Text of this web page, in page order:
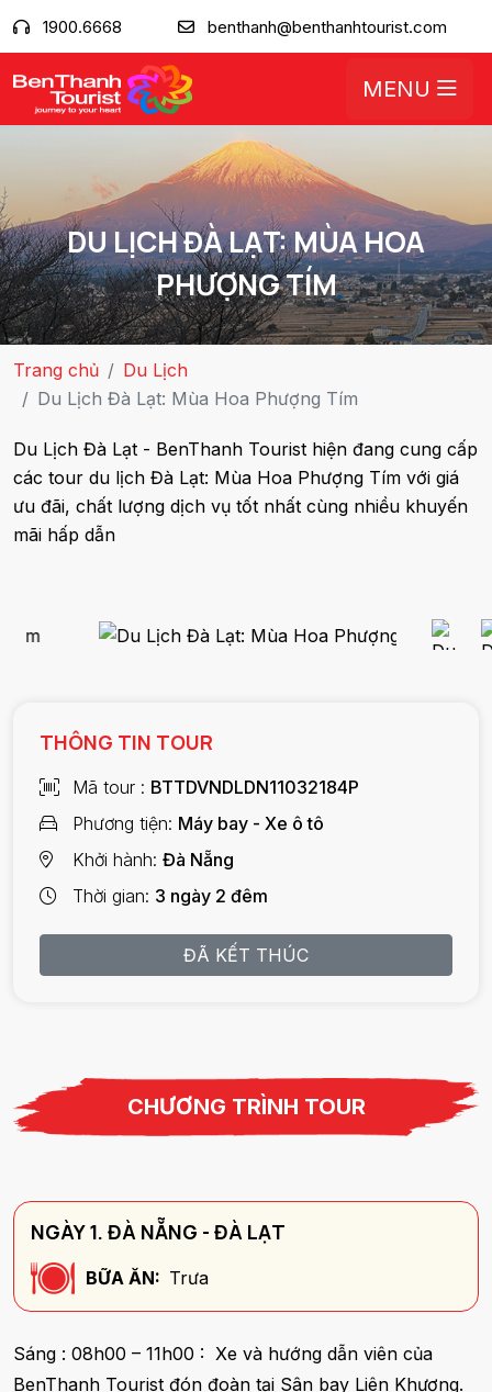
1900.6668 benthanh@benthanhtourist.com
MENU
DU LỊCH ĐÀ LẠT: MÙA HOA
PHƯỢNG TÍM
Trang chủ
Du Lịch
Du Lịch Đà Lạt: Mùa Hoa Phượng Tím
Du Lịch Đà Lạt - BenThanh Tourist hiện đang cung cấp
các tour du lịch Đà Lạt: Mùa Hoa Phượng Tím với giá
ưu đãi, chất lượng dịch vụ tốt nhất cùng nhiều khuyến
mãi hấp dẫn
THÔNG TIN TOUR
Mã tour
BTTDVNDLDN11032184P
Phương tiện Máy bay - Xe ô tô
Khởi hành Đà Nẵng
Thời gian 3 ngày 2 đêm
ĐÃ KẾT THÚC
CHƯƠNG TRÌNH TOUR
NGÀY 1. ĐÀ NẴNG - ĐÀ LẠT
BỮA ĂN: Trưa
Sáng : 08h00 – 11h00 : Xe và hướng dẫn viên của
BenThanh Tourist đón đoàn tại Sân bay Liên Khương.